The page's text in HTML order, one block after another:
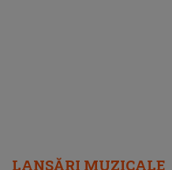
LANSĂRI MUZICALE